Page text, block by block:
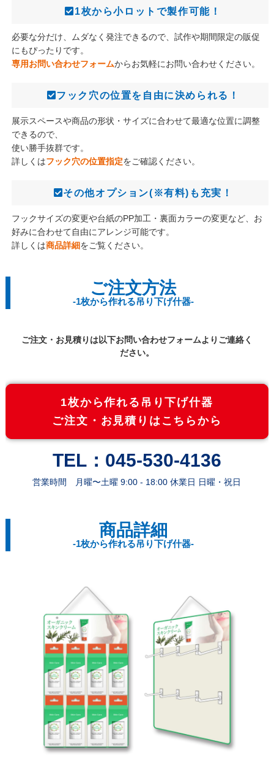
1枚から小ロットで製作可能！
必要な分だけ、ムダなく発注できるので、試作や期間限定の販促
にもぴったりです。
専用お問い合わせフォームからお気軽にお問い合わせください。
フック穴の位置を自由に決められる！
展示スペースや商品の形状・サイズに合わせて最適な位置に調整
できるので、
使い勝手抜群です。
詳しくはフック穴の位置指定をご確認ください。
その他オプション(※有料) も充実！
フックサイズの変更や台紙のPP加工・裏面カラーの変更など、お
好みに合わせて自由にアレンジ可能です。
詳しくは商品詳細をご覧ください。
ご注文方法
-1枚から作れる吊り下げ什器-
ご注文・お見積りは以下お問い合わせフォームよりご連絡く
ださい。
1枚から作れる吊り下げ什器
ご注文・お見積りはこちらから
TEL：045-530-4136
営業時間 月曜〜土曜 9:00 - 18:00 休業日 日曜・祝日
商品詳細
-1枚から作れる吊り下げ什器-